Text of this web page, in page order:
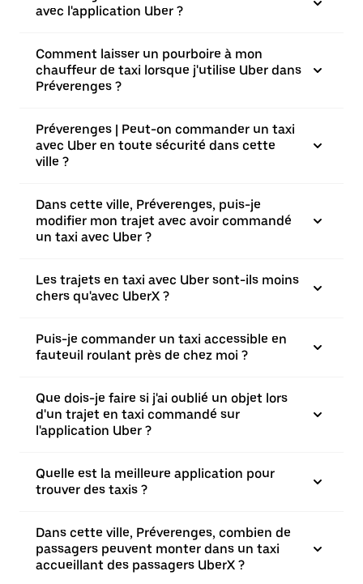
avec l'application Uber ?
Comment laisser un pourboire à mon
chauffeur de taxi lorsque j'utilise Uber dans
Préverenges ?
Préverenges | Peut-on commander un taxi
avec Uber en toute sécurité dans cette
ville ?
Dans cette ville, Préverenges, puis-je
modifier mon trajet avec avoir commandé
un taxi avec Uber ?
Les trajets en taxi avec Uber sont-ils moins
chers qu'avec UberX ?
Puis-je commander un taxi accessible en
fauteuil roulant près de chez moi ?
Que dois-je faire si j'ai oublié un objet lors
d'un trajet en taxi commandé sur
l'application Uber ?
Quelle est la meilleure application pour
trouver des taxis ?
Dans cette ville, Préverenges, combien de
passagers peuvent monter dans un taxi
accueillant des passagers UberX ?